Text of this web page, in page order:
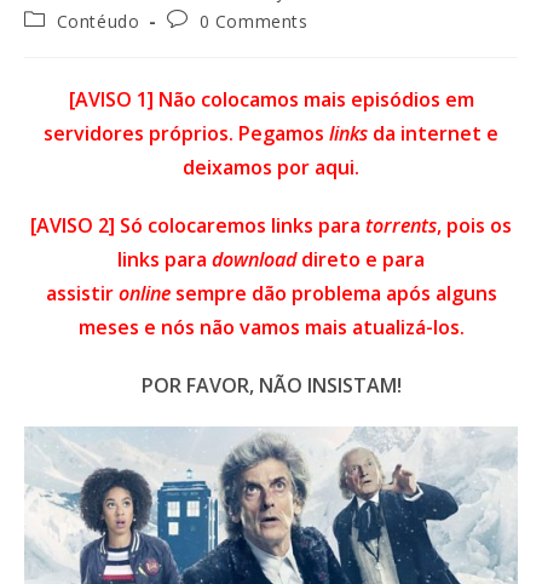
Contéudo
0 Comments
[AVISO 1] Não colocamos mais episódios em
servidores próprios. Pegamos links da internet e
deixamos por aqui.
[AVISO 2] Só colocaremos links para torrents, pois os
links para downloaddireto e para
assistironlinesempre dão problema após alguns
meses e nós não vamos mais atualizá-los.
POR FAVOR, NÃO INSISTAM!